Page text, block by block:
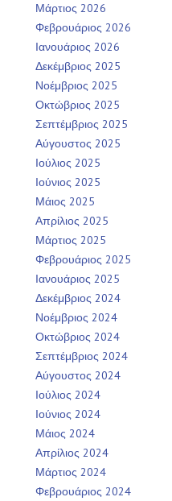
Μάρτιος 2026
Φεβρουάριος 2026
Ιανουάριος 2026
Δεκέμβριος 2025
Νοέμβριος 2025
Οκτώβριος 2025
Σεπτέμβριος 2025
Αύγουστος 2025
Ιούλιος 2025
Ιούνιος 2025
Μάιος 2025
Απρίλιος 2025
Μάρτιος 2025
Φεβρουάριος 2025
Ιανουάριος 2025
Δεκέμβριος 2024
Νοέμβριος 2024
Οκτώβριος 2024
Σεπτέμβριος 2024
Αύγουστος 2024
Ιούλιος 2024
Ιούνιος 2024
Μάιος 2024
Απρίλιος 2024
Μάρτιος 2024
Φεβρουάριος 2024